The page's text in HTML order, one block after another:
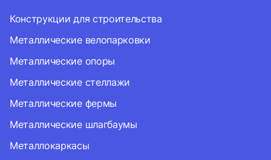
Конструкции для строительства
Металлические велопарковки
Металлические опоры
Металлические стеллажи
Металлические фермы
Металлические шлагбаумы
Металлокаркасы